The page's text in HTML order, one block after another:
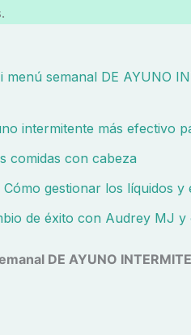
menú semanal DE AYUNO
intermitente más efectivo
comidas con cabeza
gestionar los líquidos y
de éxito con Audrey MJ
DE AYUNO